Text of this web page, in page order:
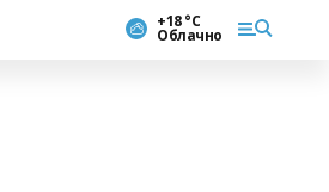
+18 °С
Облачно